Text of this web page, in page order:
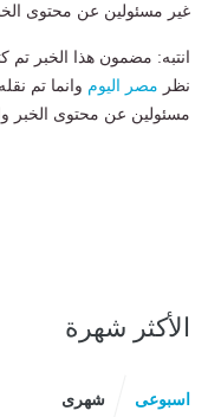
غير مسئولين عن محتوى
انتبه: مضمون هذا الخبر تم
نظر مصر اليوم وانما تم
مسئولين عن محتوى الخبر
الأكثر شهرة
اسبوعى شهرى